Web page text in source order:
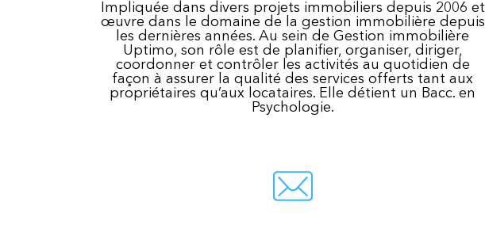
Impliquée dans divers projets immobiliers depuis 2006 et
œuvre dans le domaine de la gestion immobilière depuis
les dernières années. Au sein de Gestion immobilière
Uptimo, son rôle est de planifier, organiser, diriger,
coordonner et contrôler les activités au quotidien de
façon à assurer la qualité des services offerts tant aux
propriétaires qu’aux locataires. Elle détient un Bacc. en
Psychologie.